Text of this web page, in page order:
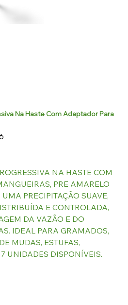
Na Haste Com Adaptador Para
NA HASTE COM
PRE AMARELO
PRECIPITAÇÃO SUAVE,
E CONTROLADA,
DA VAZÃO E DO
IDEAL PARA GRAMADOS,
MUDAS, ESTUFAS,
7 UNIDADES DISPONÍVEIS.